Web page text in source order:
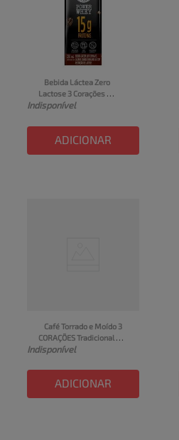
Bebida Láctea Zero
Lactose 3 Corações
Power Whey Sabor
250ml
Indisponível
ADICIONAR
Café Torrado e Moído 3
CORAÇÕES Tradicional
250g
Indisponível
ADICIONAR